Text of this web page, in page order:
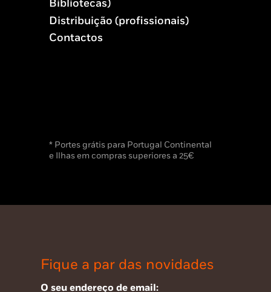
Bibliotecas)
Distribuição (profissionais)
Contactos
* Portes grátis para Portugal Continental
e Ilhas em compras superiores a 25€
Fique a par das novidades
O seu endereço de email: